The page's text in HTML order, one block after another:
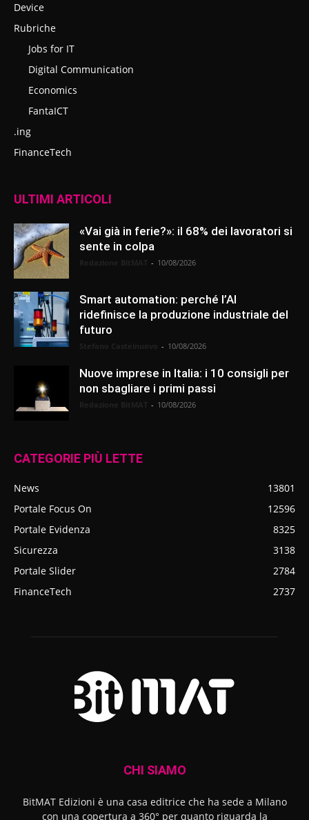
Device
Rubriche
Jobs for IT
Digital Communication
Economics
FantaICT
.ing
FinanceTech
ULTIMI ARTICOLI
«Vai già in ferie?»: il 68% dei lavoratori si
sente in colpa
- 10/08/2026
Smart automation: perché l’AI
ridefinisce la produzione industriale del
futuro
- 10/08/2026
Nuove imprese in Italia: i 10 consigli per
non sbagliare i primi passi
- 10/08/2026
CATEGORIE PIÙ LETTE
News
13801
Portale Focus On
12596
Portale Evidenza
8325
Sicurezza
3138
Portale Slider
2784
FinanceTech
2737
CHI SIAMO
BitMAT Edizioni è una casa editrice che ha sede a Milano
con una copertura a 360° per quanto riguarda la